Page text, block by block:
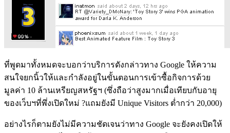
ที่พูดมาทั้งหมดจะบอกว่าบริการดังกล่าวทาง Google ให้ความ
สนใจยกนิ้วให้และกำลังอยู่ในขั้นตอนการเข้าซื้อกิจการด้วย
มูลค่า 10 ล้านเหรียญสหรัฐฯ (ซึ่งถือว่าสูงมากเมื่อเทียบกับอายุ
ของเว็บฯที่พึ่งเปิดใหม่ ?แถมยังมี Unique Visitors ต่ำกว่า 20,000)
อย่างไรก็ตามยังไม่มีความชัดเจนว่าทาง Google จะยังคงเปิดให้